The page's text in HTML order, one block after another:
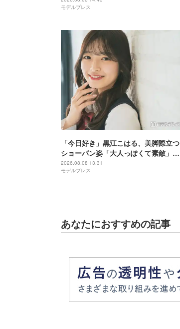
シー」
モデルプレス
「今日好き」黒江こはる、美脚際立つ
ショーパン姿「大人っぽくて素敵」
「最強ビジュ」と反響
2026.08.08 13:31
モデルプレス
あなたにおすすめの記事